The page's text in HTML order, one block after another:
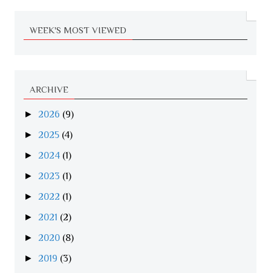
WEEK'S MOST VIEWED
ARCHIVE
► 2026 (9)
► 2025 (4)
► 2024 (1)
► 2023 (1)
► 2022 (1)
► 2021 (2)
► 2020 (8)
► 2019 (3)